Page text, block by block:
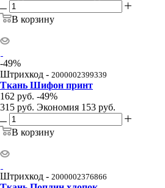
В корзину
-49%
Штрихкод - 2000002399339
Ткань Шифон принт
162 руб.
315 руб.
-49%
Экономия 153 руб.
В корзину
Штрихкод - 2000002376866